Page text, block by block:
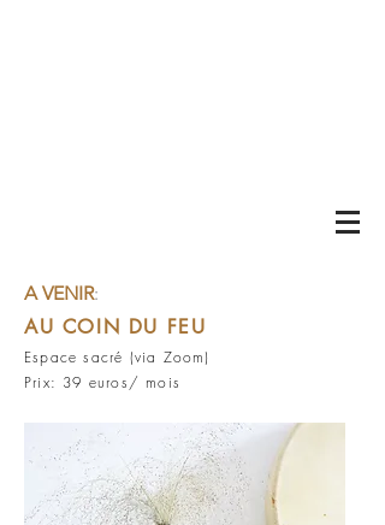
A VENIR:
AU COIN DU FEU
Espace sacré (via Zoom)
Prix: 39 euros/ mois